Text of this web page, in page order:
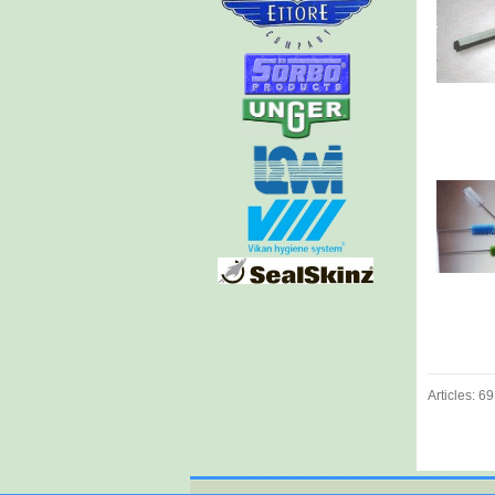
Articles: 69